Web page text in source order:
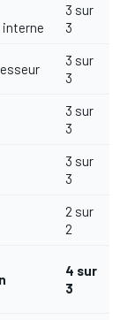
3 sur
3
3 sur
3
3 sur
3
3 sur
3
2 sur
2
4 sur
3